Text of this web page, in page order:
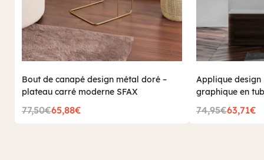
Bout de canapé design métal doré –
plateau carré moderne SFAX
77,50€65,88€
Applique
graphique en
74,95€63,71€